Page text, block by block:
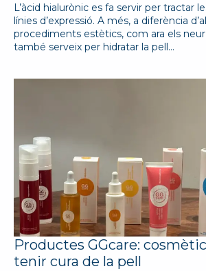
L’àcid hialurònic es fa servir per tractar
línies d’expressió. A més, a diferència
procediments estètics, com ara els
també serveix per hidratar la pell…
Productes GGcare:
tenir cura de la pell